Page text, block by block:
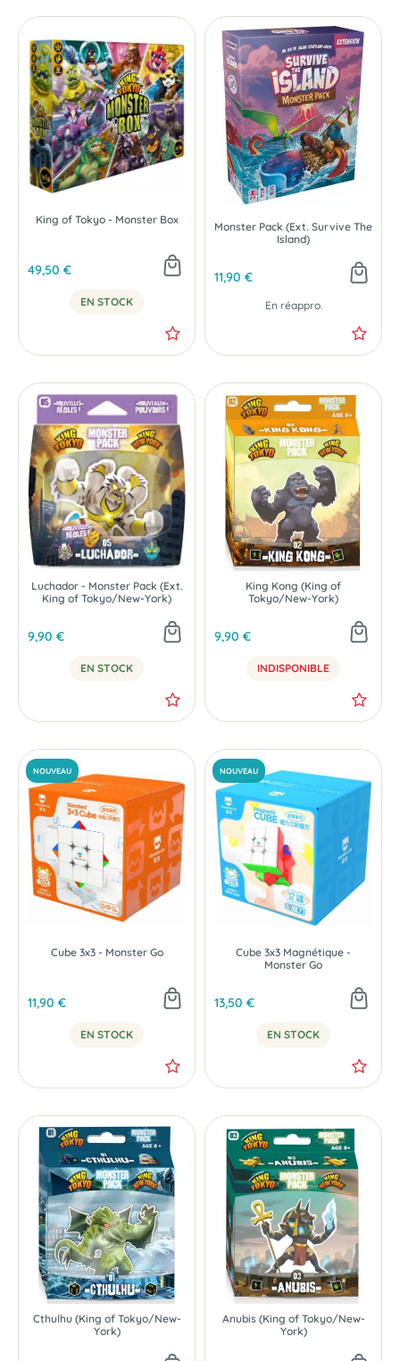
King of Tokyo - Monster Box
49,50 €
EN STOCK
Monster Pack (Ext. Survive The
Island)
11,90 €
En réappro.
Luchador - Monster Pack (Ext.
King of Tokyo/New-York)
9,90 €
EN STOCK
King Kong (King of
Tokyo/New-York)
9,90 €
INDISPONIBLE
Cube 3x3 - Monster Go
11,90 €
EN STOCK
Cube 3x3 Magnétique -
Monster Go
13,50 €
EN STOCK
Cthulhu (King of Tokyo/New-
York)
Anubis (King of Tokyo/New-
York)